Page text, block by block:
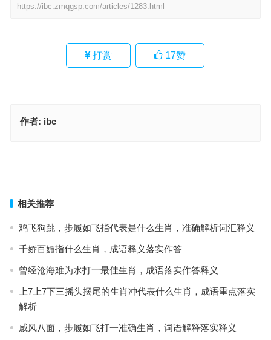
https://ibc.zmqgsp.com/articles/1283.html
打赏 17赞
作者: ibc
相关推荐
鸡飞狗跳，步履如飞指代表是什么生肖，准确解析词汇释义
千娇百媚指什么生肖，成语释义落实作答
曾经沧海难为水打一最佳生肖，成语落实作答释义
上7上7下三摇头摆尾的生肖冲代表什么生肖，成语重点落实
解析
威风八面，步履如飞打一准确生肖，词语解释落实释义